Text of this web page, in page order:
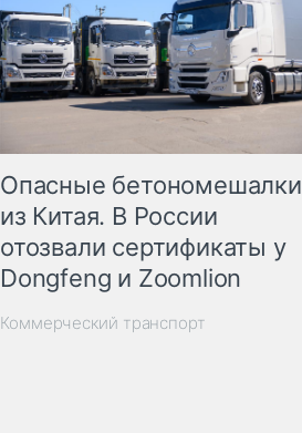
Опасные бетономешалки
из Китая. В России
отозвали сертификаты у
Dongfeng и Zoomlion
Коммерческий транспорт